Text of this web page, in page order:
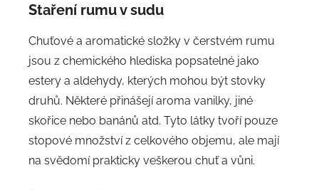
Staření rumu v sudu
Chuťové a aromatické složky v čerstvém rumu
jsou z chemického hlediska popsatelné jako
estery a aldehydy, kterých mohou být stovky
druhů. Některé přinášejí aroma vanilky, jiné
skořice nebo banánů atd. Tyto látky tvoří pouze
stopové množství z celkového objemu, ale mají
na svědomí prakticky veškerou chuť a vůni.